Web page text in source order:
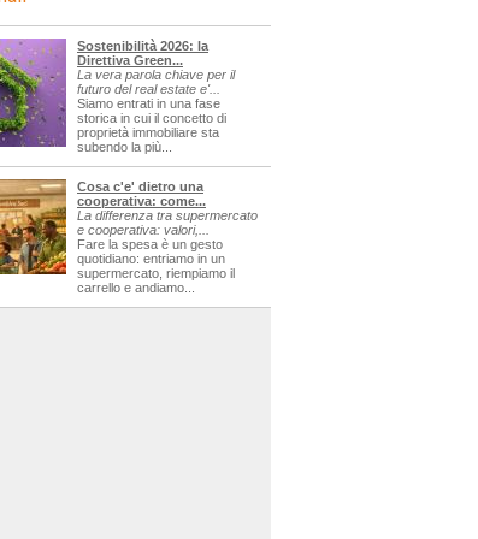
Sostenibilità 2026: la
Direttiva Green...
La vera parola chiave per il
futuro del real estate e'...
Siamo entrati in una fase
storica in cui il concetto di
proprietà immobiliare sta
subendo la più...
Cosa c'e' dietro una
cooperativa: come...
La differenza tra supermercato
e cooperativa: valori,...
Fare la spesa è un gesto
quotidiano: entriamo in un
supermercato, riempiamo il
carrello e andiamo...